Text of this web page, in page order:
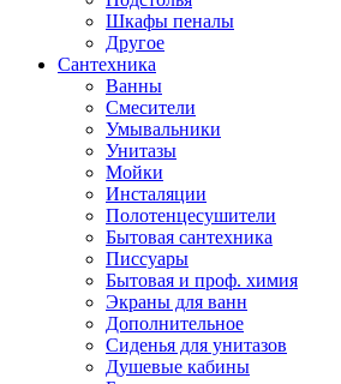
Шкафы пеналы
Другое
Сантехника
Ванны
Смесители
Умывальники
Унитазы
Мойки
Инсталяции
Полотенцесушители
Бытовая сантехника
Писсуары
Бытовая и проф. химия
Экраны для ванн
Дополнительное
Сиденья для унитазов
Душевые кабины